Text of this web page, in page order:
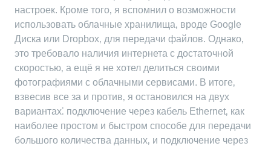
настроек. Кроме того‚ я вспомнил о возможности
использовать облачные хранилища‚ вроде Google
Диска или Dropbox‚ для передачи файлов. Однако‚
это требовало наличия интернета с достаточной
скоростью‚ а ещё я не хотел делиться своими
фотографиями с облачными сервисами. В итоге‚
взвесив все за и против‚ я остановился на двух
вариантах⁚ подключение через кабель Ethernet‚ как
наиболее простом и быстром способе для передачи
большого количества данных‚ и подключение через